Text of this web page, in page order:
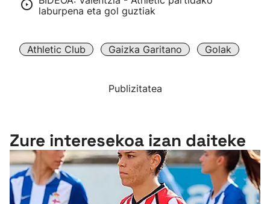
laburpena eta gol guztiak
Athletic Club Gaizka Garitano Golak
Publizitatea
Zure interesekoa izan daiteke